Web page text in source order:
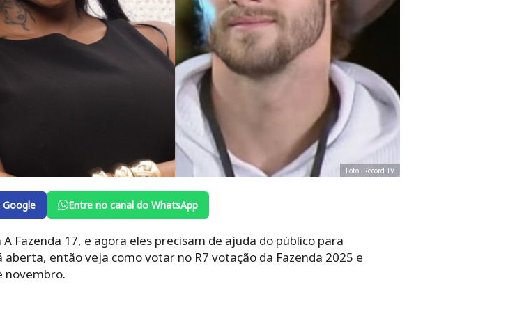
Foto: Record TV
Google Entre no canal do WhatsApp
Fazenda 17, e agora eles precisam de ajuda do público para
então veja como votar no R7 votação da Fazenda 2025 e
novembro.